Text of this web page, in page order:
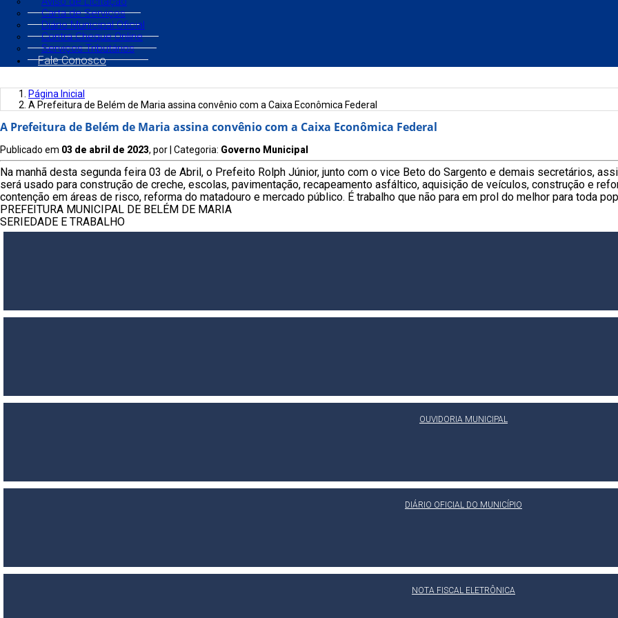
Carta de Serviços
Diário Municipal Oficial
Contra Cheque Online
Serviços Tributários
Fale Conosco
Página Inicial
A Prefeitura de Belém de Maria assina convênio com a Caixa Econômica Federal
A Prefeitura de Belém de Maria assina convênio com a Caixa Econômica Federal
Publicado em 03 de abril de 2023, por | Categoria: Governo Municipal
Na manhã desta segunda feira 03 de Abril, o Prefeito Rolph Júnior, junto com o vice Beto do Sargento e demais secretários,
será usado para construção de creche, escolas, pavimentação, recapeamento asfáltico, aquisição de veículos, construção e
contenção em áreas de risco, reforma do matadouro e mercado público. É trabalho que não para em prol do melhor para toda
PREFEITURA MUNICIPAL DE BELÉM DE MARIA
SERIEDADE E TRABALHO
OUVIDORIA MUNICIPAL
DIÁRIO OFICIAL DO MUNICÍPIO
NOTA FISCAL ELETRÔNICA